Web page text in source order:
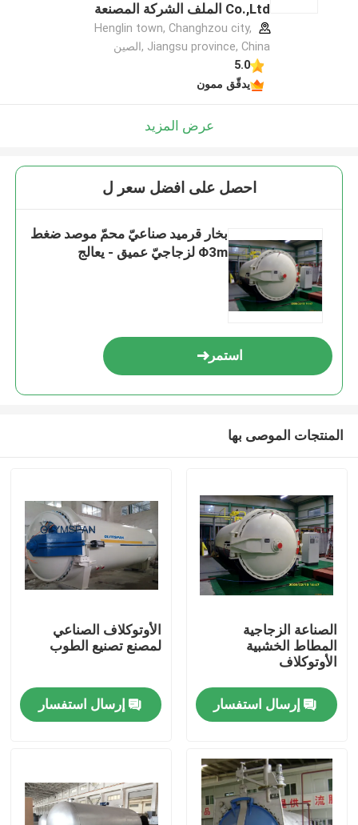
المنزل
Co.,Ltd الملف الشركة المصنعة
Henglin town, Changhzou city,
Jiangsu province, China ,الصين
5.0
يدقّق ممون
عرض المزيد
احصل على افضل سعر ل
بخار قرميد صناعيّ محمّ موصد ضغط
Φ3m لزجاجيّ عميق - يعالج
استمر
المنتجات الموصى بها
الصناعة الزجاجية
المطاط الخشبية
الأوتوكلاف
إرسال استفسار
الأوتوكلاف الصناعي
لمصنع تصنيع الطوب
إرسال استفسار